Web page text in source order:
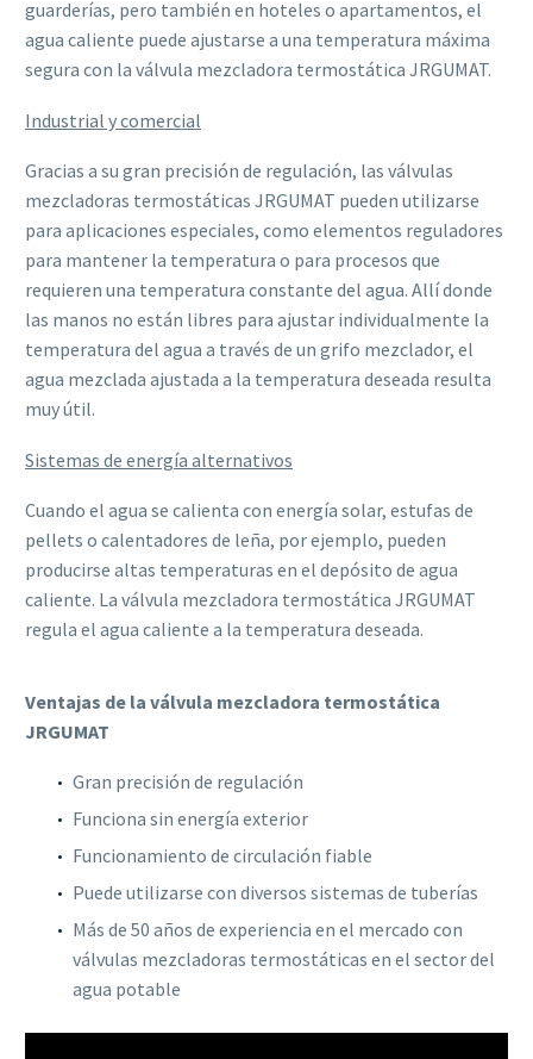
guarderías, pero también en hoteles o apartamentos, el
agua caliente puede ajustarse a una temperatura máxima
segura con la válvula mezcladora termostática JRGUMAT.
Industrial y comercial
Gracias a su gran precisión de regulación, las válvulas
mezcladoras termostáticas JRGUMAT pueden utilizarse
para aplicaciones especiales, como elementos reguladores
para mantener la temperatura o para procesos que
requieren una temperatura constante del agua. Allí donde
las manos no están libres para ajustar individualmente la
temperatura del agua a través de un grifo mezclador, el
agua mezclada ajustada a la temperatura deseada resulta
muy útil.
Sistemas de energía alternativos
Cuando el agua se calienta con energía solar, estufas de
pellets o calentadores de leña, por ejemplo, pueden
producirse altas temperaturas en el depósito de agua
caliente. La válvula mezcladora termostática JRGUMAT
regula el agua caliente a la temperatura deseada.
Ventajas de la válvula mezcladora termostática
JRGUMAT
Gran precisión de regulación
Funciona sin energía exterior
Funcionamiento de circulación fiable
Puede utilizarse con diversos sistemas de tuberías
Más de 50 años de experiencia en el mercado con
válvulas mezcladoras termostáticas en el sector del
agua potable